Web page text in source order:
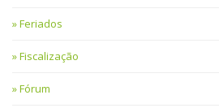
Feriados
Fiscalização
Fórum